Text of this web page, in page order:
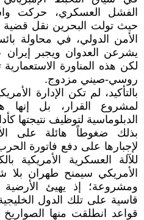
الفشل العسكري، حركت
حيث تولت البحرين نقل
الأمن الدولي، في محاولة
يشرعن العدوان ويجبر إيران
لكن هذه المناورة
روسي-صيني مزدوج.
بالتأكيد، لم تكن الإدارة
لمشروع القرار، بل
الدبلوماسية لتوظيف نتيجتها
بذلك ضغوطاً هائلة على
لإجبارها على دفع فاتورة
للآلة العسكرية الأمريكية
الأمريكي سيمنح طهران
ومشروعة؛ إذ يهيئ
قاسية على تلك الدول
قواعد انطلقت منها